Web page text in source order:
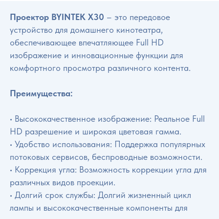
Проектор BYINTEK X30 – это передовое
устройство для домашнего кинотеатра,
обеспечивающее впечатляющее Full HD
изображение и инновационные функции для
комфортного просмотра различного контента.
Преимущества:
• Высококачественное изображение: Реальное Full
HD разрешение и широкая цветовая гамма.
• Удобство использования: Поддержка популярных
потоковых сервисов, беспроводные возможности.
• Коррекция угла: Возможность коррекции угла для
различных видов проекции.
• Долгий срок службы: Долгий жизненный цикл
лампы и высококачественные компоненты для